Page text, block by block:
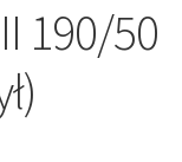
190/50